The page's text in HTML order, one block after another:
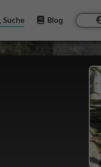
Suche Blog